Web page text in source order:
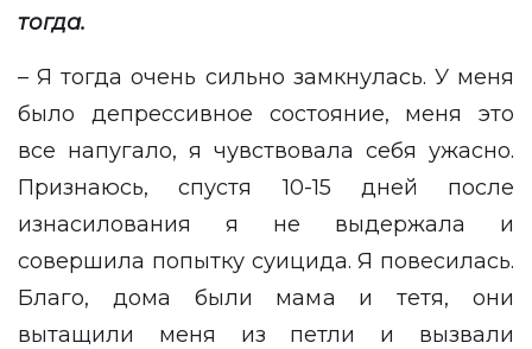
тогда.
– Я тогда очень сильно замкнулась. У меня
было депрессивное состояние, меня это
все напугало, я чувствовала себя ужасно.
Признаюсь, спустя 10-15 дней после
изнасилования я не выдержала и
совершила попытку суицида. Я повесилась.
Благо, дома были мама и тетя, они
вытащили меня из петли и вызвали